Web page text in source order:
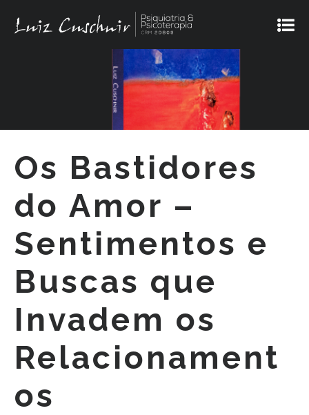
Os Bastidores
do Amor –
Sentimentos e
Buscas que
Invadem os
Relacionament
os